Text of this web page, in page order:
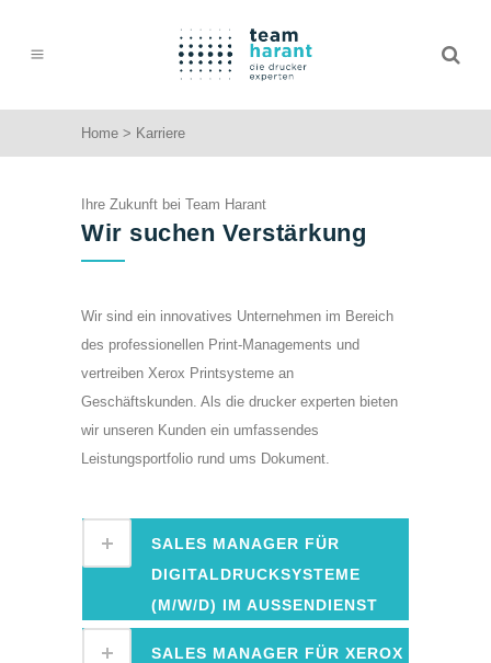
Home > Karriere
Ihre Zukunft bei Team Harant
Wir suchen Verstärkung
Wir sind ein innovatives Unternehmen im Bereich
des professionellen Print-Managements und
vertreiben Xerox Printsysteme an
Geschäftskunden. Als die drucker experten bieten
wir unseren Kunden ein umfassendes
Leistungsportfolio rund ums Dokument.
SALES MANAGER FÜR
DIGITALDRUCKSYSTEME
(M/W/D) IM AUSSENDIENST
SALES MANAGER FÜR XEROX